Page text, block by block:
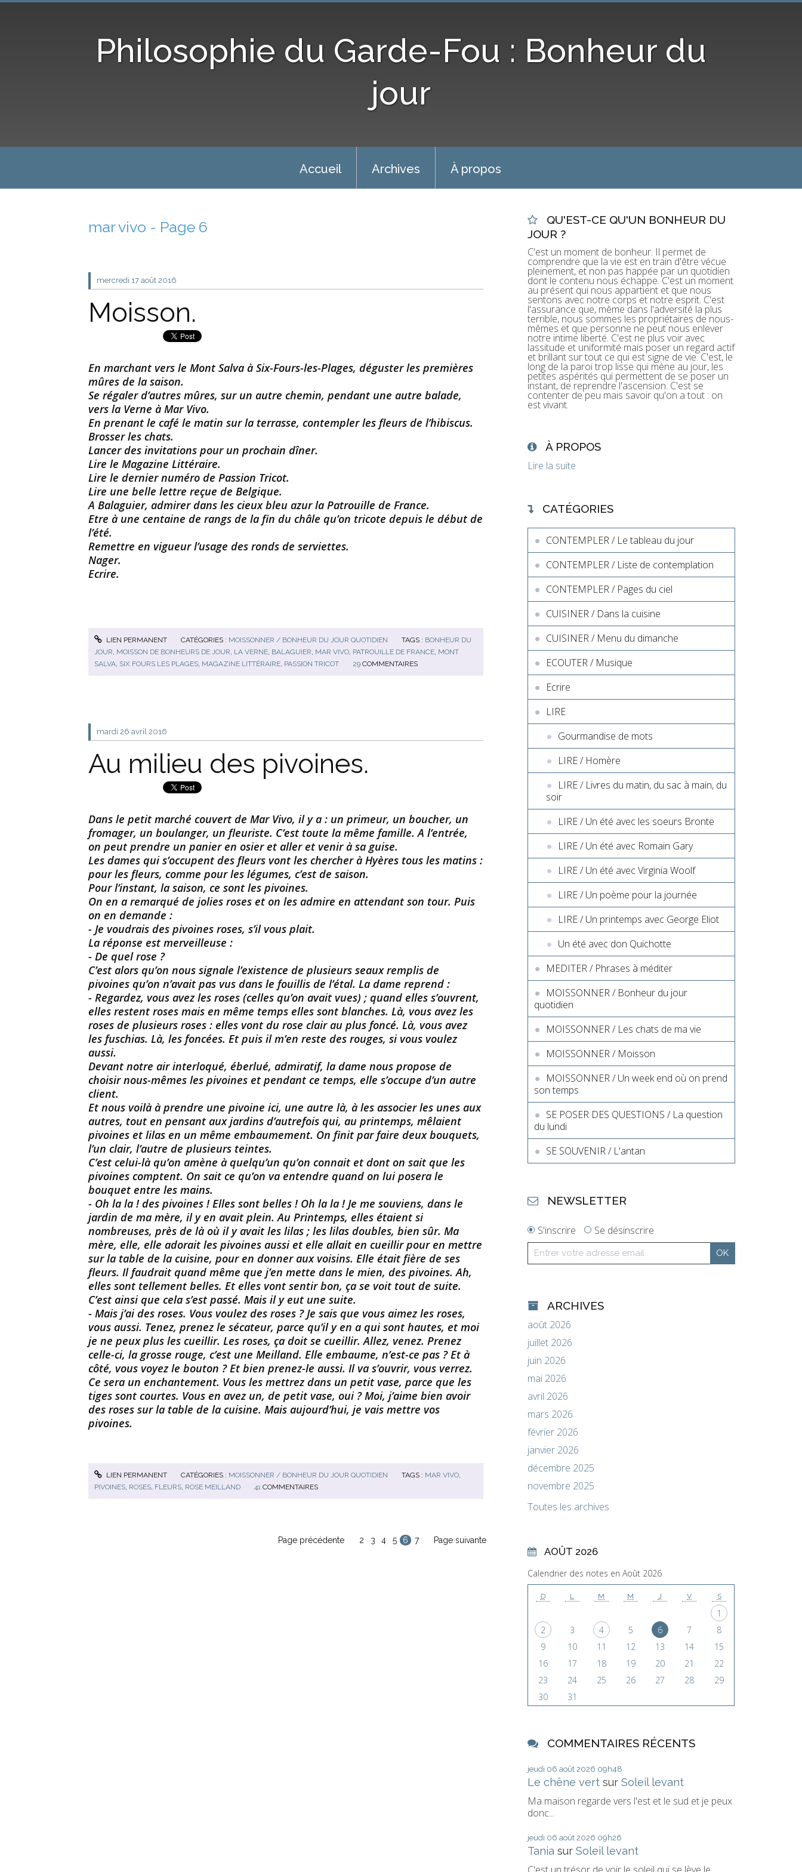
Philosophie du Garde-Fou : Bonheur du
jour
Accueil Archives À propos
mar vivo - Page 6
mercredi 17 août 2016
Moisson.
En marchant vers le Mont Salva à Six-Fours-les-Plages, déguster les premières
mûres de la saison.
Se régaler d’autres mûres, sur un autre chemin, pendant une autre balade,
vers la Verne à Mar Vivo.
En prenant le café le matin sur la terrasse, contempler les fleurs de l’hibiscus.
Brosser les chats.
Lancer des invitations pour un prochain dîner.
Lire le Magazine Littéraire.
Lire le dernier numéro de Passion Tricot.
Lire une belle lettre reçue de Belgique.
A Balaguier, admirer dans les cieux bleu azur la Patrouille de France.
Etre à une centaine de rangs de la fin du châle qu’on tricote depuis le début de
l’été.
Remettre en vigueur l’usage des ronds de serviettes.
Nager.
Ecrire.
LIEN PERMANENT CATÉGORIES : MOISSONNER / BONHEUR DU JOUR QUOTIDIEN TAGS : BONHEUR DU
JOUR MOISSON DE BONHEURS DE JOUR LA VERNE BALAGUIER MAR VIVO PATROUILLE DE FRANCE MONT
SALVA SIX FOURS LES PLAGES MAGAZINE LITTÉRAIRE PASSION TRICOT 29 COMMENTAIRES
mardi 26 avril 2016
Au milieu des pivoines.
Dans le petit marché couvert de Mar Vivo, il y a : un primeur, un boucher, un
fromager, un boulanger, un fleuriste. C’est toute la même famille. A l’entrée,
on peut prendre un panier en osier et aller et venir à sa guise.
Les dames qui s’occupent des fleurs vont les chercher à Hyères tous les matins :
pour les fleurs, comme pour les légumes, c’est de saison.
Pour l’instant, la saison, ce sont les pivoines.
On en a remarqué de jolies roses et on les admire en attendant son tour. Puis
on en demande :
- Je voudrais des pivoines roses, s’il vous plait.
La réponse est merveilleuse :
- De quel rose ?
C’est alors qu’on nous signale l’existence de plusieurs seaux remplis de
pivoines qu’on n’avait pas vus dans le fouillis de l’étal. La dame reprend :
- Regardez, vous avez les roses (celles qu’on avait vues) ; quand elles s’ouvrent,
elles restent roses mais en même temps elles sont blanches. Là, vous avez les
roses de plusieurs roses : elles vont du rose clair au plus foncé. Là, vous avez
les fuschias. Là, les foncées. Et puis il m’en reste des rouges, si vous voulez
aussi.
Devant notre air interloqué, éberlué, admiratif, la dame nous propose de
choisir nous-mêmes les pivoines et pendant ce temps, elle s’occupe d’un autre
client.
Et nous voilà à prendre une pivoine ici, une autre là, à les associer les unes aux
autres, tout en pensant aux jardins d’autrefois qui, au printemps, mêlaient
pivoines et lilas en un même embaumement. On finit par faire deux bouquets,
l’un clair, l’autre de plusieurs teintes.
C’est celui-là qu’on amène à quelqu’un qu’on connait et dont on sait que les
pivoines comptent. On sait ce qu’on va entendre quand on lui posera le
bouquet entre les mains.
- Oh la la ! des pivoines ! Elles sont belles ! Oh la la ! Je me souviens, dans le
jardin de ma mère, il y en avait plein. Au Printemps, elles étaient si
nombreuses, près de là où il y avait les lilas ; les lilas doubles, bien sûr. Ma
mère, elle, elle adorait les pivoines aussi et elle allait en cueillir pour en mettre
sur la table de la cuisine, pour en donner aux voisins. Elle était fière de ses
fleurs. Il faudrait quand même que j’en mette dans le mien, des pivoines. Ah,
elles sont tellement belles. Et elles vont sentir bon, ça se voit tout de suite.
C’est ainsi que cela s’est passé. Mais il y eut une suite.
- Mais j’ai des roses. Vous voulez des roses ? Je sais que vous aimez les roses,
vous aussi. Tenez, prenez le sécateur, parce qu’il y en a qui sont hautes, et moi
je ne peux plus les cueillir. Les roses, ça doit se cueillir. Allez, venez. Prenez
celle-ci, la grosse rouge, c’est une Meilland. Elle embaume, n’est-ce pas ? Et à
côté, vous voyez le bouton ? Et bien prenez-le aussi. Il va s’ouvrir, vous verrez.
Ce sera un enchantement. Vous les mettrez dans un petit vase, parce que les
tiges sont courtes. Vous en avez un, de petit vase, oui ? Moi, j’aime bien avoir
des roses sur la table de la cuisine. Mais aujourd’hui, je vais mettre vos
pivoines.
LIEN PERMANENT CATÉGORIES : MOISSONNER / BONHEUR DU JOUR QUOTIDIEN TAGS : MAR VIVO,
PIVOINES, ROSES, FLEURS, ROSE MEILLAND 41 COMMENTAIRES
Page précédente 2 3 4 5 6 7 Page suivante
QU'EST-CE QU'UN BONHEUR DU
JOUR ?
C'est un moment de bonheur. Il permet de
comprendre que la vie est en train d'être vécue
pleinement, et non pas happée par un quotidien
dont le contenu nous échappe. C'est un moment
au présent qui nous appartient et que nous
sentons avec notre corps et notre esprit. C'est
l'assurance que, même dans l'adversité la plus
terrible, nous sommes les propriétaires de nous-
mêmes et que personne ne peut nous enlever
notre intime liberté. C'est ne plus voir avec
lassitude et uniformité mais poser un regard actif
et brillant sur tout ce qui est signe de vie. C'est, le
long de la paroi trop lisse qui mène au jour, les
petites aspérités qui permettent de se poser un
instant, de reprendre l'ascension. C'est se
contenter de peu mais savoir qu'on a tout : on
est vivant.
À PROPOS
Lire la suite
CATÉGORIES
CONTEMPLER / Le tableau du jour
CONTEMPLER / Liste de contemplation
CONTEMPLER / Pages du ciel
CUISINER / Dans la cuisine
CUISINER / Menu du dimanche
ECOUTER / Musique
Ecrire
LIRE
Gourmandise de mots
LIRE / Homère
LIRE / Livres du matin, du sac à main, du
soir
LIRE / Un été avec les soeurs Brontë
LIRE / Un été avec Romain Gary
LIRE / Un été avec Virginia Woolf
LIRE / Un poème pour la journée
LIRE / Un printemps avec George Eliot
Un été avec don Quichotte
MEDITER / Phrases à méditer
MOISSONNER / Bonheur du jour
quotidien
MOISSONNER / Les chats de ma vie
MOISSONNER / Moisson
MOISSONNER / Un week end où on prend
son temps
SE POSER DES QUESTIONS / La question
du lundi
SE SOUVENIR / L'antan
NEWSLETTER
S'inscrire Se désinscrire
ARCHIVES
août 2026
juillet 2026
juin 2026
mai 2026
avril 2026
mars 2026
février 2026
janvier 2026
décembre 2025
novembre 2025
Toutes les archives
AOÛT 2026
Calendrier des notes en Août 2026
D L M M J V S
1
2
3 4 5 6 7
8
9
10 11 12 13 14
15
16
17 18 19 20 21
22
23
24 25 26 27 28
29
30
31
COMMENTAIRES RÉCENTS
jeudi 06 août 2026 09h48
Le chêne vert surSoleil levant
Ma maison regarde vers l'est et le sud et je peux
donc...
jeudi 06 août 2026 09h26
Tania surSoleil levant